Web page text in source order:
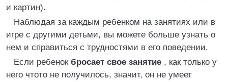
и картин).
Наблюдая за каждым ребенком на занятиях или в
игре с другими детьми, вы можете больше узнать о
нем и справиться с трудностями в его поведении.
Если ребенок бросает свое занятие , как только у
него чтото не получилось, значит, он не умеет